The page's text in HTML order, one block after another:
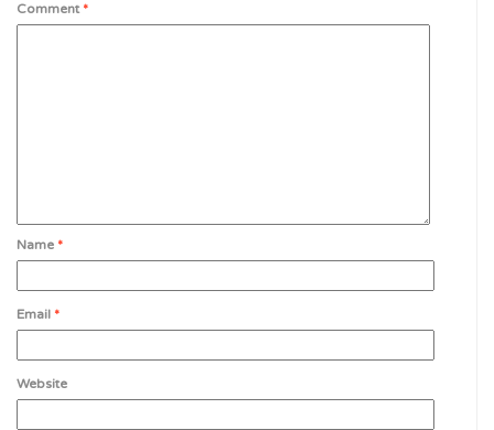
Comment *
Name *
Email *
Website